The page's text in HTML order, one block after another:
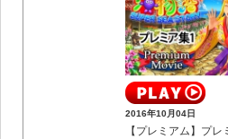
2016年10月04日
【プレミアム】プレ